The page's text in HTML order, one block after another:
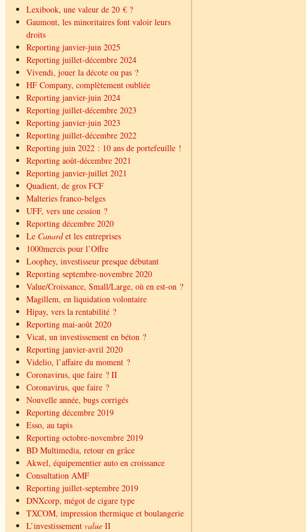
Lexibook, une valeur de 20 € ?
Gaumont, les minoritaires font valoir leurs
droits
Reporting janvier-juin 2025
Reporting juillet-décembre 2024
Vivendi, jouer la décote ou pas ?
HF Company, complètement oubliée
Reporting janvier-juin 2024
Reporting juillet-décembre 2023
Reporting janvier-juin 2023
Reporting juillet-décembre 2022
Reporting juin 2022 : 10 ans de portefeuille !
Reporting août-décembre 2021
Reporting janvier-juillet 2021
Quadient, de gros FCF
Malteries franco-belges
UFF, vers une cession ?
Reporting décembre 2020
Le Canardet les entreprises
1000mercis pour l’Offre
Loophey, investisseur presque débutant
Reporting septembre-novembre 2020
Value/Croissance, Small/Large, où en est-on ?
Magillem, en liquidation volontaire
Hipay, vers la rentabilité ?
Reporting mai-août 2020
Vicat, un investissement en béton ?
Reporting janvier-avril 2020
Videlio, l’affaire du moment ?
Coronavirus, que faire ? II
Coronavirus, que faire ?
Nouvelle année, bugs corrigés
Reporting décembre 2019
Esso, au tapis
Reporting octobre-novembre 2019
BD Multimedia, retour en grâce
Akwel, équipementier auto en croissance
Consultation AMF
Reporting juillet-septembre 2019
DNXcorp, mégot de cigare type
TXCOM, impression thermique et boulangerie
L’investissement value II